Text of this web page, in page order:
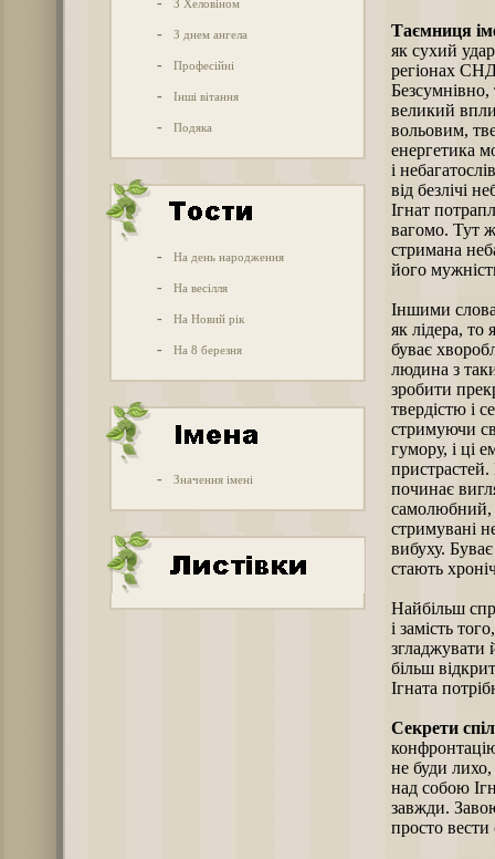
З Хеловіном
- З днем ангела
- Професійні
- Інші вітання
- Подяка
- На день народження
- На весілля
- На Новий рік
- На 8 березня
- Значення імені
Таємниця
як сухий
регіонах
Безсумнівно,
великий
вольовим,
енергетика
і
від безлічі
Ігнат
вагомо. Тут
стримана
його
Іншими
як лідера, то
буває
людина з
зробити
твердістю і
стримуючи
гумору, і ці
починає
самолюбний,
стримувані
вибуху.
стають
Найбільш
і замість
більш
Ігната
Секрети
не буди
над собою
завжди.
просто вести